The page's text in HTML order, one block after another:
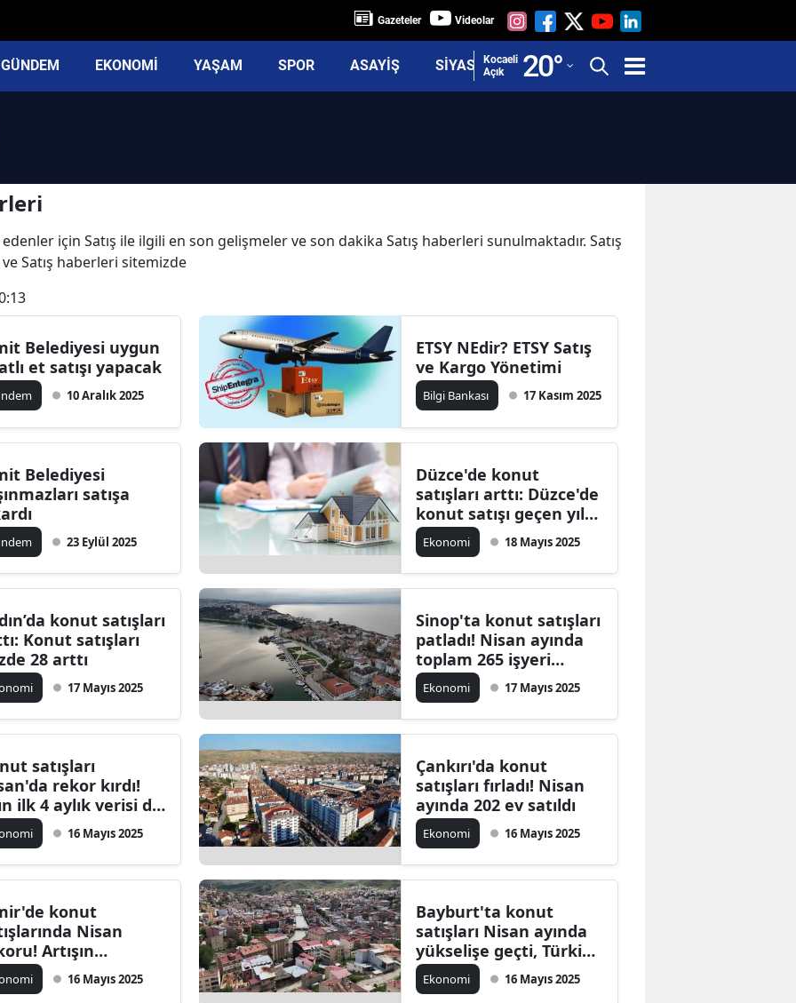
Gazeteler Videolar
GÜNDEM EKONOMİ YAŞAM SPOR ASAYİŞ SİYASETKocaeli
Açık
20°
Adana
Adıyaman
Ankara
Aydın
Bitlis
Bolu
Çanakkale
Çankırı
Diyarbakır
Erzurum
Eskişehir
için Satış ile ilgili en son gelişmeler ve son dakika Satış haberleri sunulmaktadır. Satış
Satış haberleri sitemizde
Belediyesi uygun
et satışı yapacak
10 Aralık 2025
ETSY NEdir? ETSY Satış
ve Kargo Yönetimi
Bilgi Bankası 17 Kasım 2025
Belediyesi
satışa
23 Eylül 2025
Düzce'de konut
satışları arttı: Düzce'de
konut satışı geçen yıla
göre arttı
Ekonomi 18 Mayıs 2025
konut satışları
Konut satışları
28 arttı
17 Mayıs 2025
Sinop'ta konut satışları
patladı! Nisan ayında
toplam 265 işyeri
satıldı
Ekonomi 17 Mayıs 2025
satışları
rekor kırdı!
ilk 4 aylık verisi de
yazdı
16 Mayıs 2025
Çankırı'da konut
satışları fırladı! Nisan
ayında 202 ev satıldı
Ekonomi 16 Mayıs 2025
konut
Nisan
Artışın
yatan
neler?
16 Mayıs 2025
Bayburt'ta konut
satışları Nisan ayında
yükselişe geçti, Türkiye
genelinde rekor artış
Ekonomi 16 Mayıs 2025